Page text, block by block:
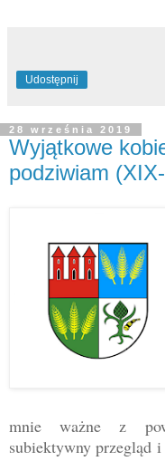
Udostępnij
28 września 2019
Wyjątkowe
podziwiam
mnie ważne z
subiektywny przegląd